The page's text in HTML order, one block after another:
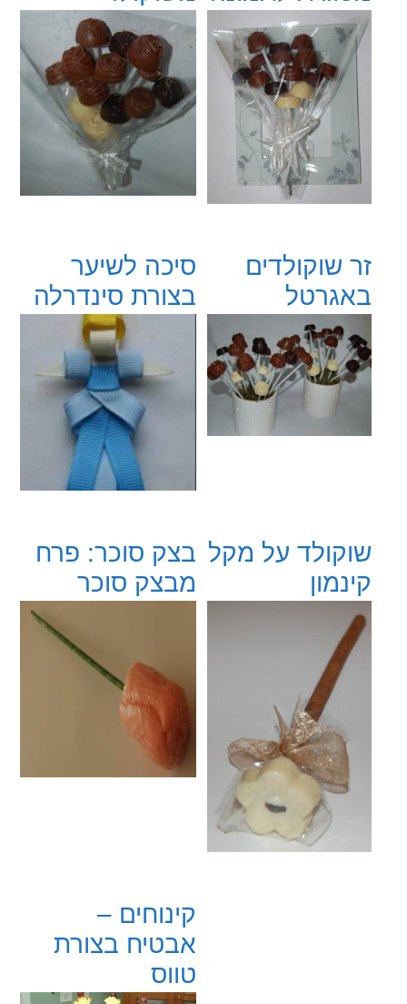
סיכה לשיער
בצורת סינדרלה
זר שוקולדים
באגרטל
בצק סוכר: פרח
מבצק סוכר
שוקולד על מקל
קינמון
קינוחים –
אבטיח בצורת
טווס